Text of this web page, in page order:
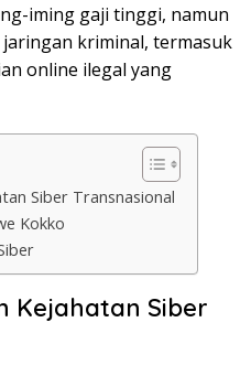
iming gaji tinggi, namun
kriminal, termasuk
online ilegal yang
Siber Transnasional
Kokko
Kejahatan Siber